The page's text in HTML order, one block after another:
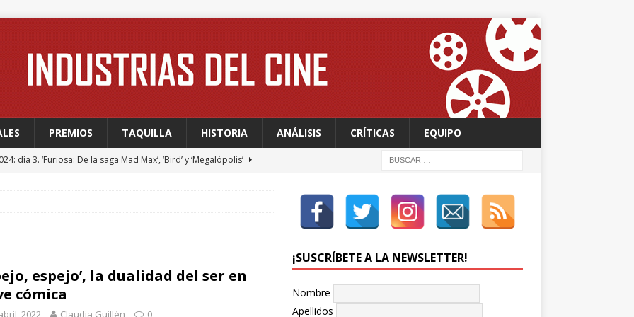
PREMIOS TAQUILLA HISTORIA ANÁLISIS CRÍTICAS EQUIPO
día 3. ‘Furiosa: De la saga Mad Max’, ‘Bird’ y ‘Megalópolis’
espejo’, la dualidad del ser en
cómica
2022 Claudia Guillén 0
¡SUSCRÍBETE A LA NEWSLETTER!
Nombre
Apellidos